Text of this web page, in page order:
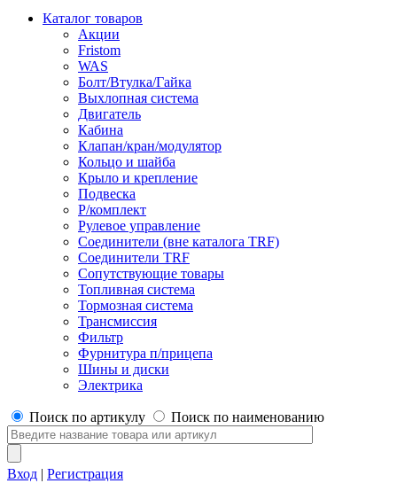
Каталог товаров
Акции
Fristom
WAS
Болт/Втулка/Гайка
Выхлопная система
Двигатель
Кабина
Клапан/кран/модулятор
Кольцо и шайба
Крыло и крепление
Подвеска
Р/комплект
Рулевое управление
Соединители (вне каталога TRF)
Соединители TRF
Сопутствующие товары
Топливная система
Тормозная система
Трансмиссия
Фильтр
Фурнитура п/прицепа
Шины и диски
Электрика
Поиск по артикулу Поиск по наименованию
Вход | Регистрация